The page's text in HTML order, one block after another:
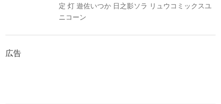
定 灯 遊佐いつか 日之影ソラ リュウコミックスユ
ニコーン
広告